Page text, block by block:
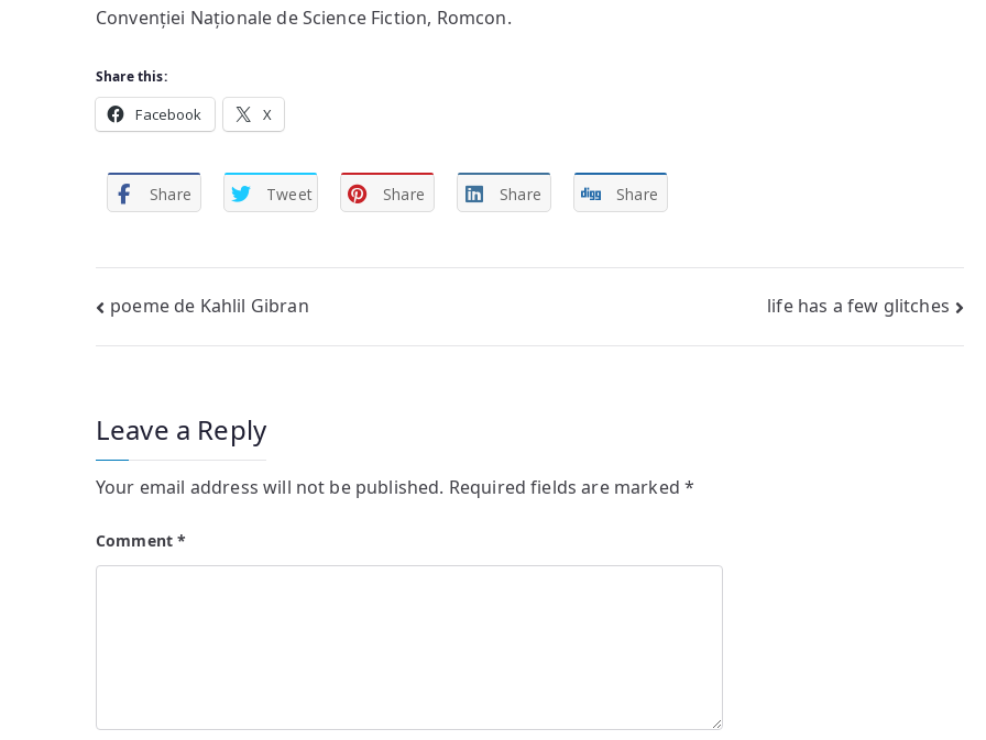
Convenției Naționale de Science Fiction, Romcon.
Share this:
Facebook X
Share Tweet Share Share Share
Post
navigation
poeme de Kahlil Gibran life has a few glitches
Leave a Reply
Your email address will not be published. Required fields are marked*
Comment*